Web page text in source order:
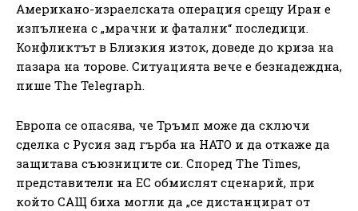
Американо-израелската операция срещу Иран е
изпълнена с „мрачни и фатални“ последици.
Конфликтът в Близкия изток, доведе до криза на
пазара на торове. Ситуацията вече е безнадеждна,
пише The Telegraph.
Европа се опасява, че Тръмп може да сключи
сделка с Русия зад гърба на НАТО и да откаже да
защитава съюзниците си. Според The Times,
представители на ЕС обмислят сценарий, при
който САЩ биха могли да „се дистанцират от